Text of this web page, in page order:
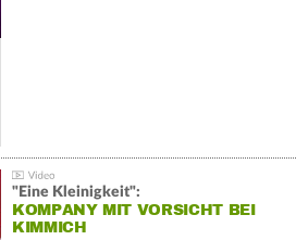
"Eine Kleinigkeit":
KOMPANY MIT VORSICHT BEI
KIMMICH